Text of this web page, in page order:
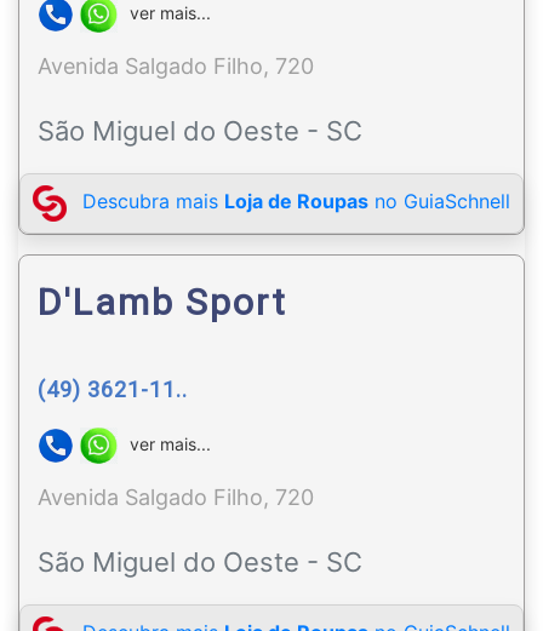
ver mais...
Avenida Salgado Filho, 720
São Miguel do Oeste - SC
Descubra mais Loja de Roupas no GuiaSchnell
D'Lamb Sport
(49) 3621-11..
ver mais...
Avenida Salgado Filho, 720
São Miguel do Oeste - SC